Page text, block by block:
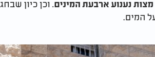
נענוע ארבעת המינים. וכן כיון שבחג
המים.